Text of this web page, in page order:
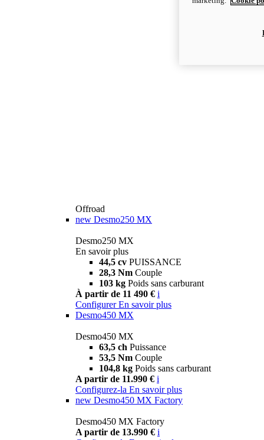
Offroad
new Desmo250 MX
Desmo250 MX
En savoir plus
44,5 cv PUISSANCE
28,3 Nm Couple
103 kg Poids sans carburant
À partir de 11 490 € i
Configurer En savoir plus
Desmo450 MX
Desmo450 MX
63,5 ch Puissance
53,5 Nm Couple
104,8 kg Poids sans carburant
A partir de 11.990 € i
Configurez-la En savoir plus
new Desmo450 MX Factory
Desmo450 MX Factory
A partir de 13.990 € i